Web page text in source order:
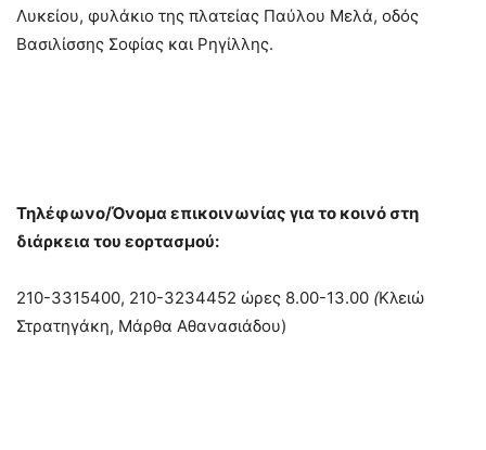
Λυκείου, φυλάκιο της πλατείας Παύλου Μελά, οδός
Βασιλίσσης Σοφίας και Ρηγίλλης.
Τηλέφωνο/Όνομα επικοινωνίας για το κοινό στη
διάρκεια του εορτασμού:
210-3315400, 210-3234452 ώρες 8.00-13.00 (Κλειώ
Στρατηγάκη, Μάρθα Αθανασιάδου)